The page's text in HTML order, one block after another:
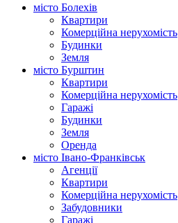
місто Болехів
Квартири
Комерційна нерухомість
Будинки
Земля
місто Бурштин
Квартири
Комерційна нерухомість
Гаражі
Будинки
Земля
Оренда
місто Івано-Франківськ
Агенції
Квартири
Комерційна нерухомість
Забудовники
Гаражі